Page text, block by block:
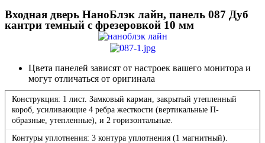
Входная дверь НаноБлэк лайн, панель 087 Дуб
кантри темный с фрезеровкой 10 мм
Цвета панелей зависят от настроек вашего монитора и
могут отличаться от оригинала
Конструкция: 1 лист. Замковый карман, закрытый утепленный
короб, усиливающие 4 ребра жесткости (вертикальные П-
образные, утепленные), и 2 горизонтальные.
Контуры уплотнения: 3 контура уплотнения (1 магнитный).